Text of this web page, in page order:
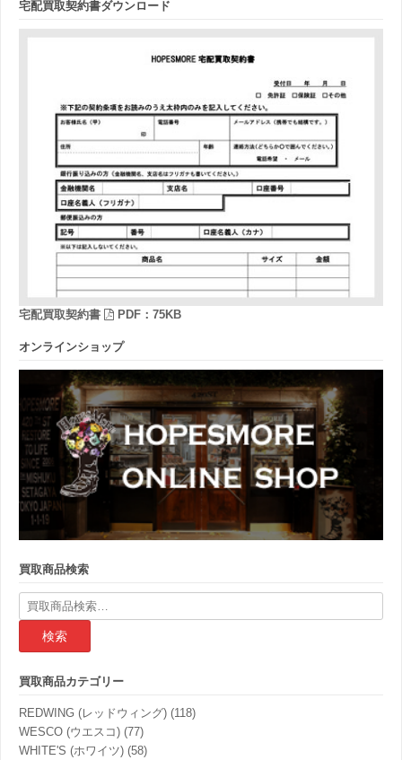
宅配買取契約書ダウンロード
宅配買取契約書 PDF：75KB
オンラインショップ
買取商品検索
検
索
果:
買取商品カテゴリー
REDWING (レッドウィング) (118)
WESCO (ウエスコ) (77)
WHITE'S (ホワイツ) (58)